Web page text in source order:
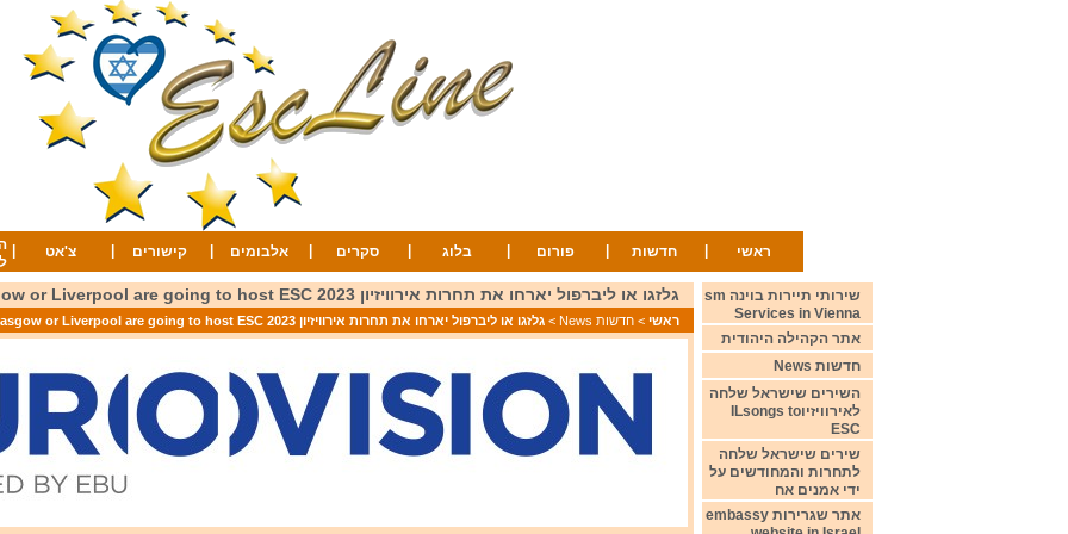
ראשי חדשות פורום בלוג סקרים אלבומים קישורים צ'אט
גלזגו או ליברפול יארחו את תחרות אירוויזיון 2023 Glasgow or Liverpool are going to host ESC
ראשי > חדשות News > גלזגו או ליברפול יארחו את תחרות אירוויזיון 2023 Glasgow or Liverpool are going to host ESC
שירותי תיירות בוינה sm
Services in Vienna
אתר הקהילה היהודית
חדשות News
השירים שישראל שלחה
לאירוויזיוILsongs to
ESC
שירים שישראל שלחה
לתחרות והמחודשים על
ידי אמנים אח
אתר שגרירות embassy